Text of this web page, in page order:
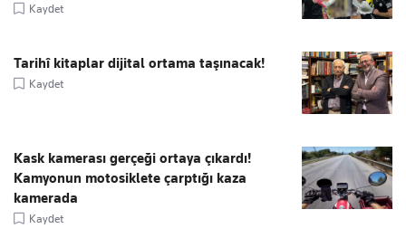
Kaydet
Tarihî kitaplar dijital ortama taşınacak!
Kaydet
Kask kamerası gerçeği ortaya çıkardı!
Kamyonun motosiklete çarptığı kaza
kamerada
Kaydet